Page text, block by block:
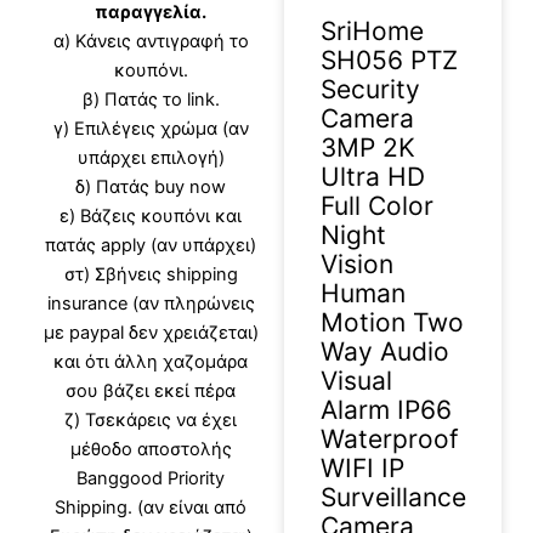
παραγγελία.
α) Κάνεις αντιγραφή το
κουπόνι.
β) Πατάς το link.
γ) Επιλέγεις χρώμα (αν
υπάρχει επιλογή)
δ) Πατάς buy now
ε) Βάζεις κουπόνι και
πατάς apply (αν υπάρχει)
στ) Σβήνεις shipping
insurance (αν πληρώνεις
με paypal δεν χρειάζεται)
και ότι άλλη χαζομάρα
σου βάζει εκεί πέρα
ζ) Τσεκάρεις να έχει
μέθοδο αποστολής
Banggood Priority
Shipping. (αν είναι από
SriHome
SH056 PTZ
Security
Camera
3MP 2K
Ultra HD
Full Color
Night
Vision
Human
Motion Two
Way Audio
Visual
Alarm IP66
Waterproof
WIFI IP
Surveillance
Camera